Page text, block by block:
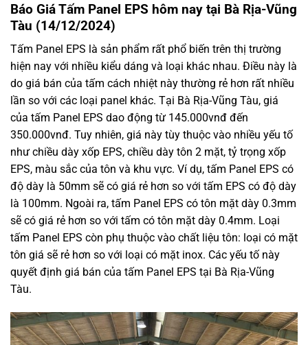
Báo Giá Tấm Panel EPS hôm nay tại Bà Rịa-Vũng
Tàu (14/12/2024)
Tấm Panel EPS là sản phẩm rất phổ biến trên thị trường
hiện nay với nhiều kiểu dáng và loại khác nhau. Điều này là
do giá bán của tấm cách nhiệt này thường rẻ hơn rất nhiều
lần so với các loại panel khác. Tại Bà Rịa-Vũng Tàu, giá
của tấm Panel EPS dao động từ 145.000vnđ đến
350.000vnđ. Tuy nhiên, giá này tùy thuộc vào nhiều yếu tố
như chiều dày xốp EPS, chiều dày tôn 2 mặt, tỷ trọng xốp
EPS, màu sắc của tôn và khu vực. Ví dụ, tấm Panel EPS có
độ dày là 50mm sẽ có giá rẻ hơn so với tấm EPS có độ dày
là 100mm. Ngoài ra, tấm Panel EPS có tôn mặt dày 0.3mm
sẽ có giá rẻ hơn so với tấm có tôn mặt dày 0.4mm. Loại
tấm Panel EPS còn phụ thuộc vào chất liệu tôn: loại có mặt
tôn giá sẽ rẻ hơn so với loại có mặt inox. Các yếu tố này
quyết định giá bán của tấm Panel EPS tại Bà Rịa-Vũng
Tàu.